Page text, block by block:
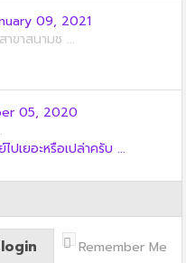
09, 2021
ขาสนามช ...
05, 2020
ปเยอะหรือเปล่าครับ ...
Remember Me